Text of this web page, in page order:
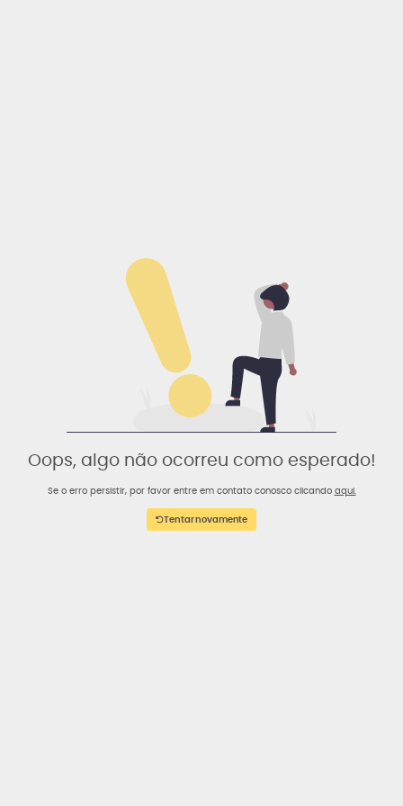
Oops, algo não ocorreu como esperado!
Se o erro persistir, por favor entre em contato conosco clicando aqui.
Tentar novamente